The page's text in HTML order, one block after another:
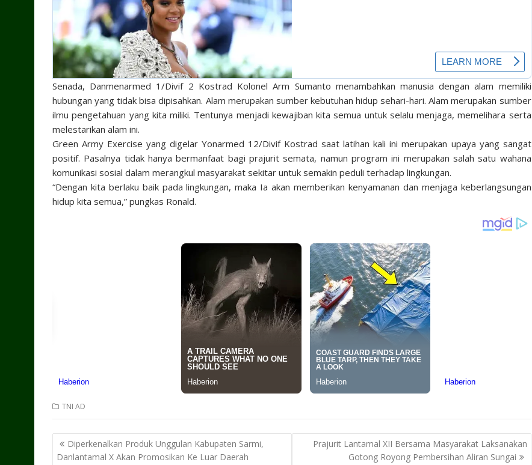
Senada, Danmenarmed 1/Divif 2 Kostrad Kolonel Arm Sumanto menambahkan manusia dengan alam memiliki
hubungan yang tidak bisa dipisahkan. Alam merupakan sumber kebutuhan hidup sehari-hari. Alam merupakan sumber
ilmu pengetahuan yang kita miliki. Tentunya menjadi kewajiban kita semua untuk selalu menjaga, memelihara serta
melestarikan alam ini.
Green Army Exercise yang digelar Yonarmed 12/Divif Kostrad saat latihan kali ini merupakan upaya yang sangat
positif. Pasalnya tidak hanya bermanfaat bagi prajurit semata, namun program ini merupakan salah satu wahana
komunikasi sosial dalam merangkul masyarakat sekitar untuk semakin peduli terhadap lingkungan.
“Dengan kita berlaku baik pada lingkungan, maka Ia akan memberikan kenyamanan dan menjaga keberlangsungan
hidup kita semua,” pungkas Ronald.
TNI AD
Post
navigation
Diperkenalkan Produk Unggulan Kabupaten Sarmi,
Danlantamal X Akan Promosikan Ke Luar Daerah
Prajurit Lantamal XII Bersama Masyarakat Laksanakan
Gotong Royong Pembersihan Aliran Sungai